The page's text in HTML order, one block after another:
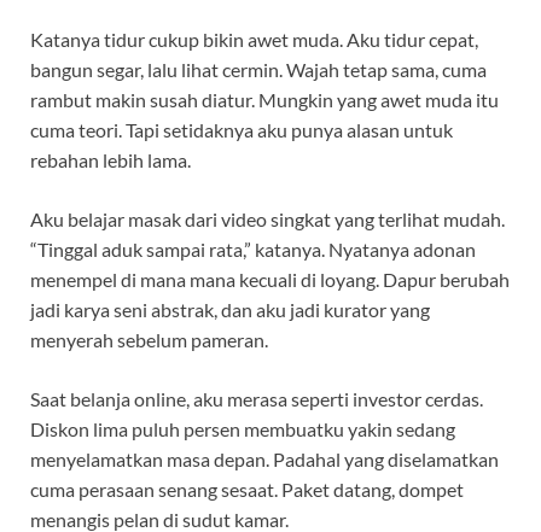
Katanya tidur cukup bikin awet muda. Aku tidur cepat,
bangun segar, lalu lihat cermin. Wajah tetap sama, cuma
rambut makin susah diatur. Mungkin yang awet muda itu
cuma teori. Tapi setidaknya aku punya alasan untuk
rebahan lebih lama.
Aku belajar masak dari video singkat yang terlihat mudah.
“Tinggal aduk sampai rata,” katanya. Nyatanya adonan
menempel di mana mana kecuali di loyang. Dapur berubah
jadi karya seni abstrak, dan aku jadi kurator yang
menyerah sebelum pameran.
Saat belanja online, aku merasa seperti investor cerdas.
Diskon lima puluh persen membuatku yakin sedang
menyelamatkan masa depan. Padahal yang diselamatkan
cuma perasaan senang sesaat. Paket datang, dompet
menangis pelan di sudut kamar.